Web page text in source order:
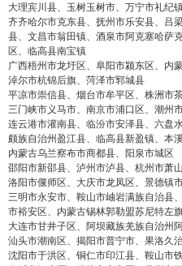
大理宾川县、玉树玉树市、万宁市礼纪
齐齐哈尔市克东县、抚州市乐安县、吕
县、文昌市翁田镇、酒泉市阿克塞哈萨
区、临高县南宝镇
广西梧州市龙圩区、阜阳市颍东区、内
淖尔市杭锦后旗、菏泽市郓城县
平凉市崇信县、烟台市牟平区、株洲市
三门峡市义马市、南京市浦口区、潮州
连云港市灌南县、临汾市安泽县、六盘
颇族自治州盈江县、临高县新盈镇、本
内蒙古乌兰察布市商都县、阳泉市城区
邵阳市新邵县、泸州市泸县、杭州市萧
洛阳市偃师区、大庆市龙凤区、景德镇
三明市永安市、鞍山市岫岩满族自治县
市裕安区、内蒙古锡林郭勒盟苏尼特左
大连市甘井子区、阿坝藏族羌族自治州
汕头市潮南区、揭阳市普宁市、果洛久
沈阳市于洪区、铜仁市印江县、鞍山市
false